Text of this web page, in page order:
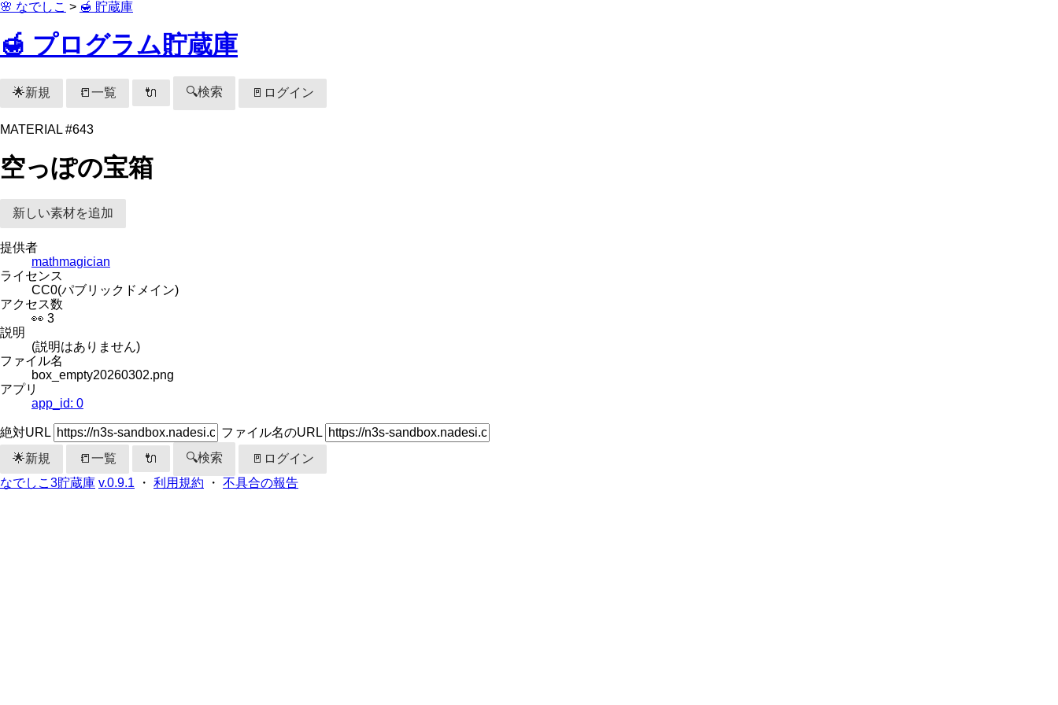
🌸 なでしこ > 🍯 貯蔵庫
🍯 プログラム貯蔵庫
🌟新規 📒一覧 🔌 🔍検索 🚪ログイン
MATERIAL #643
空っぽの宝箱
新しい素材を追加
提供者
mathmagician
ライセンス
CC0(パブリックドメイン)
アクセス数
👀 3
説明
(説明はありません)
ファイル名
box_empty20260302.png
アプリ
app_id: 0
絶対URL
ファイル名のURL
🌟新規
📒一覧 🔌 🔍検索
🚪ログイン
なでしこ3貯蔵庫 v.0.9.1 ・ 利用規約 ・ 不具合の報告